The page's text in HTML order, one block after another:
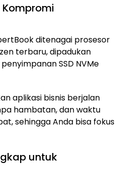
ditenagai prosesor
terbaru, dipadukan
SSD NVMe
aplikasi bisnis berjalan
hambatan, dan waktu
sehingga Anda bisa fokus
untuk